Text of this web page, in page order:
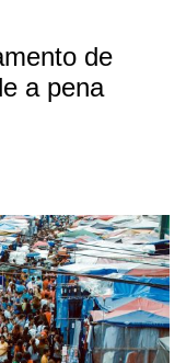
de
a pena